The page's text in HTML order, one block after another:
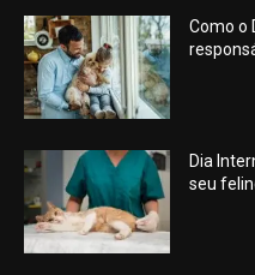
Como o
Dia
seu